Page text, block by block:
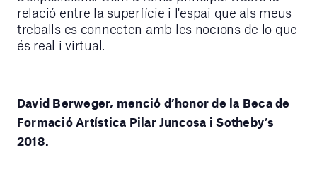
relació entre la superfície i l'espai que als meus
treballs es connecten amb les nocions de lo que
és real i virtual.
David Berweger, menció d’honor de la Beca de
Formació Artística Pilar Juncosa i Sotheby’s
2018.